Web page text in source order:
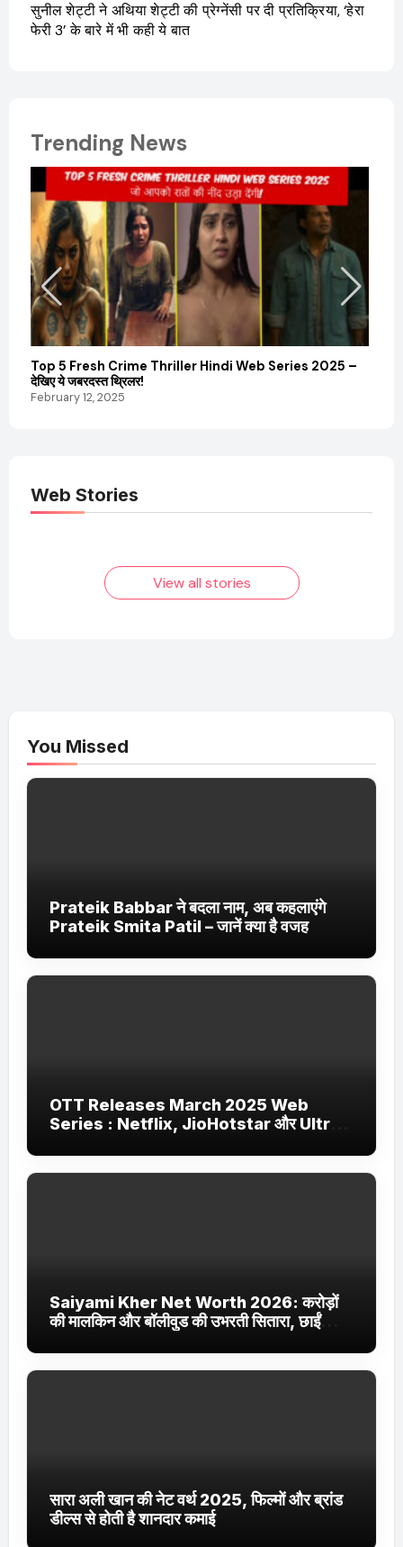
सुनील शेट्टी ने अथिया शेट्टी की प्रेग्नेंसी पर दी प्रतिक्रिया, ‘हेरा
फेरी 3’ के बारे में भी कही ये बात
Trending News
Top 5 Fresh Crime Thriller Hindi Web Series 2025 –
देखिए ये जबरदस्त थ्रिलर!
February 12, 2025
Web Stories
Elvish Yadav: एक
आम लड़के से यूट्यूबर
फिल्मों का जादू और उनका
View all stories
You Missed
Prateik Babbar ने बदला नाम, अब कहलाएंगे
Prateik Smita Patil – जानें क्या है वजह
OTT Releases March 2025 Web
Series : Netflix, JioHotstar और Ultra
Saiyami Kher Net Worth 2026: करोड़ों
की मालकिन और बॉलीवुड की उभरती सितारा, छाईं
सारा अली खान की नेट वर्थ 2025, फिल्मों और ब्रांड
डील्स से होती है शानदार कमाई